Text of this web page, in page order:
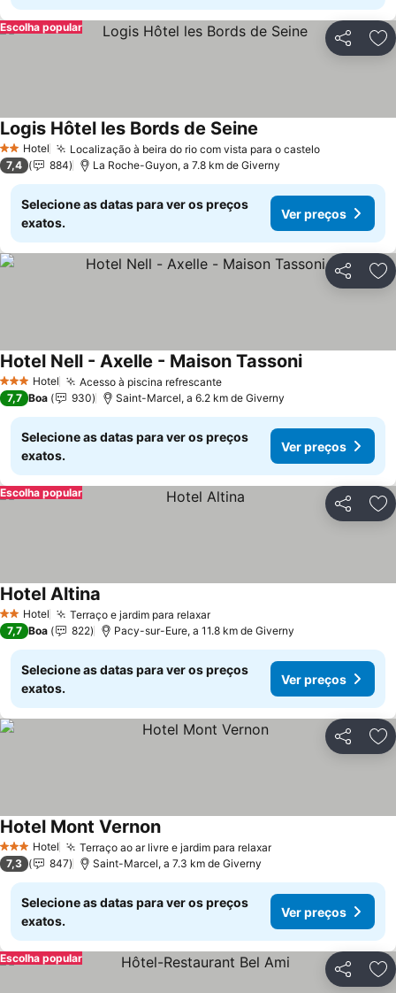
Partilhar
Escolha popular
2 Estrelas
Hotel Localização à beira do rio com vista para o castelo
Logis Hôtel les Bords de Seine
7,4 884 La Roche-Guyon, a 7.8 km de Giverny
Selecione as datas para ver os preços
exatos.
Ver preços
Partilhar
3 EstrelasHotel Acesso à piscina refrescante
Hotel Nell - Axelle - Maison Tassoni
7,7 Boa 930 Saint-Marcel, a 6.2 km de Giverny
Selecione as datas para ver os preços
exatos.
Ver preços
Partilhar
Escolha popular
2 Estrelas
Hotel Terraço e jardim para relaxar
Hotel Altina
7,7 Boa 822 Pacy-sur-Eure, a 11.8 km de Giverny
Selecione as datas para ver os preços
exatos.
Ver preços
Partilhar
3 EstrelasHotel Terraço ao ar livre e jardim para relaxar
Hotel Mont Vernon
7,3 847 Saint-Marcel, a 7.3 km de Giverny
Selecione as datas para ver os preços
exatos.
Ver preços
Partilhar
Escolha popular